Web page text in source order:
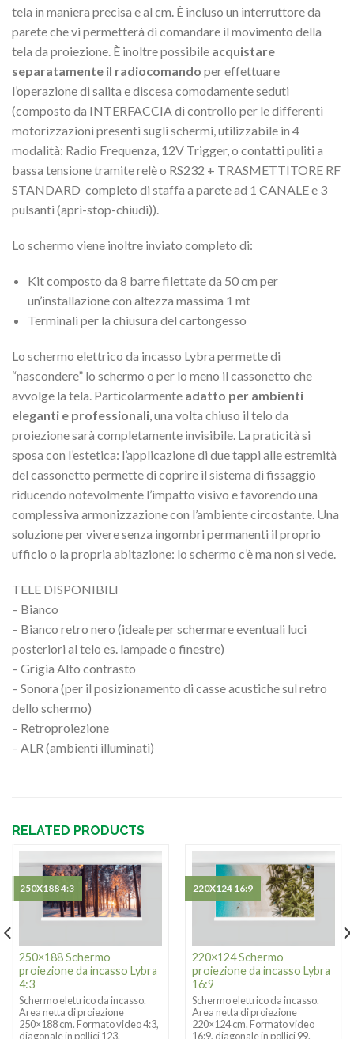
tela in maniera precisa e al cm. È incluso un interruttore da
parete che vi permetterà di comandare il movimento della
tela da proiezione. È inoltre possibile acquistare
separatamente il radiocomando per effettuare
l’operazione di salita e discesa comodamente seduti
(composto da INTERFACCIA di controllo per le differenti
motorizzazioni presenti sugli schermi, utilizzabile in 4
modalità: Radio Frequenza, 12V Trigger, o contatti puliti a
bassa tensione tramite relè o RS232 + TRASMETTITORE RF
STANDARD completo di staffa a parete ad 1 CANALE e 3
pulsanti (apri-stop-chiudi)).
Lo schermo viene inoltre inviato completo di:
Kit composto da 8 barre filettate da 50 cm per
un’installazione con altezza massima 1 mt
Terminali per la chiusura del cartongesso
Lo schermo elettrico da incasso Lybra permette di
“nascondere” lo schermo o per lo meno il cassonetto che
avvolge la tela. Particolarmente adatto per ambienti
eleganti e professionali , una volta chiuso il telo da
proiezione sarà completamente invisibile. La praticità si
sposa con l’estetica: l’applicazione di due tappi alle estremità
del cassonetto permette di coprire il sistema di fissaggio
riducendo notevolmente l’impatto visivo e favorendo una
complessiva armonizzazione con l’ambiente circostante. Una
soluzione per vivere senza ingombri permanenti il proprio
ufficio o la propria abitazione: lo schermo c’è ma non si vede.
TELE DISPONIBILI
– Bianco
– Bianco retro nero (ideale per schermare eventuali luci
posteriori al telo es. lampade o finestre)
– Grigia Alto contrasto
– Sonora (per il posizionamento di casse acustiche sul retro
dello schermo)
– Retroproiezione
– ALR (ambienti illuminati)
RELATED PRODUCTS
250×188 Schermo
proiezione da incasso Lybra
4:3
Schermo elettrico da incasso.
Area netta di proiezione
250×188 cm. Formato video 4:3,
diagonale in pollici 123.
250X188 4:3
220×124 Schermo
proiezione da incasso Lybra
16:9
Schermo elettrico da incasso.
Area netta di proiezione
220×124 cm. Formato video
16:9, diagonale in pollici 99.
220X124 16:9